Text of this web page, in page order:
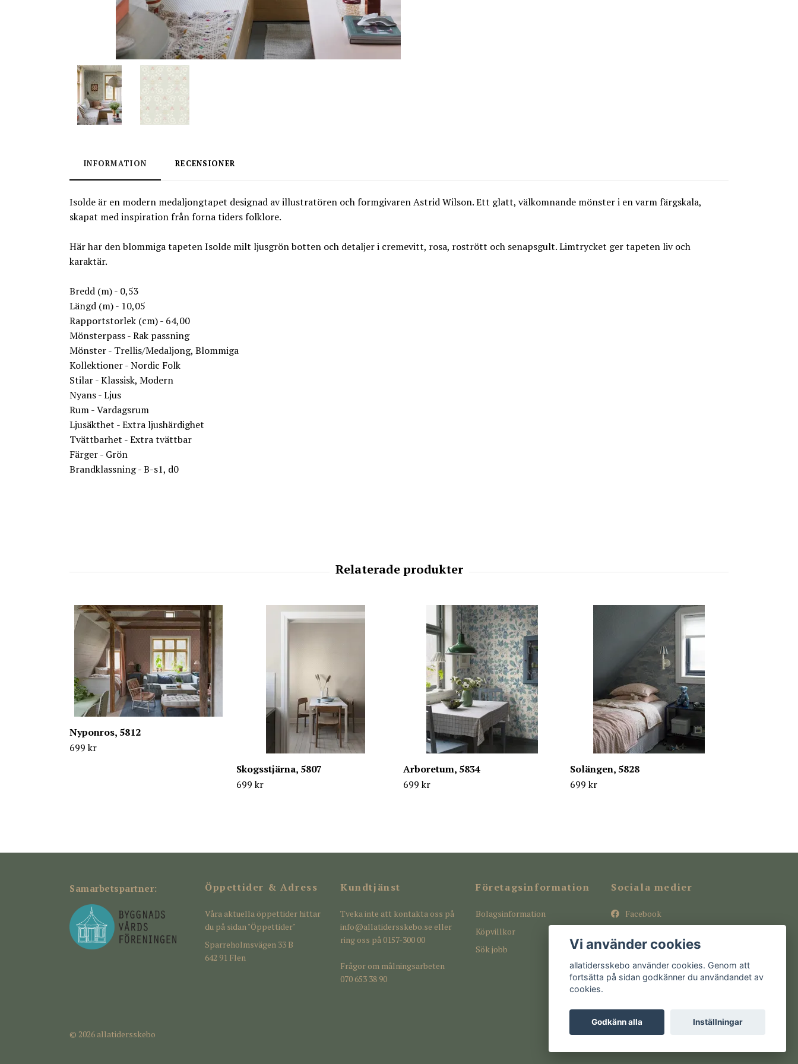
INFORMATION RECENSIONER
Isolde är en modern medaljongtapet designad av illustratören och formgivaren Astrid Wilson. Ett glatt, välkomnande mönster i en varm färgskala,
skapat med inspiration från forna tiders folklore.
Här har den blommiga tapeten Isolde milt ljusgrön botten och detaljer i cremevitt, rosa, rostrött och senapsgult. Limtrycket ger tapeten liv och
karaktär.
Bredd (m) - 0,53
Längd (m) - 10,05
Rapportstorlek (cm) - 64,00
Mönsterpass - Rak passning
Mönster - Trellis/Medaljong, Blommiga
Kollektioner - Nordic Folk
Stilar - Klassisk, Modern
Nyans - Ljus
Rum - Vardagsrum
Ljusäkthet - Extra ljushärdighet
Tvättbarhet - Extra tvättbar
Färger - Grön
Brandklassning - B-s1, d0
Nyponros, 5812
699 kr
Skogsstjärna, 5807
699 kr
Arboretum, 5834
699 kr
Solängen, 5828
699 kr
Samarbetspartner: Öppettider & Adress
Våra aktuella öppettider hittar
du på sidan "Öppettider"
Sparreholmsvägen 33 B
642 91 Flen
Kundtjänst
Tveka inte att kontakta oss på
info@allatidersskebo.se eller
ring oss på 0157-300 00
Frågor om målningsarbeten
070 653 38 90
Företagsinformation
Bolagsinformation
Köpvillkor
Sök jobb
Sociala medier
Facebook
Pinterest
© 2026 allatidersskebo
Vi använder cookies
allatidersskebo använder cookies. Genom att
fortsätta på sidan godkänner du användandet av
cookies.
Godkänn alla Inställningar